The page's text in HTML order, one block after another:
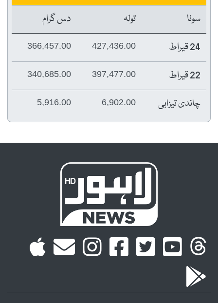
سونا
تولہ
دس گرام
24 قیراط
427,436.00
366,457.00
22 قیراط 397,477.00
340,685.00
چاندی تیزابی 6,902.00
5,916.00